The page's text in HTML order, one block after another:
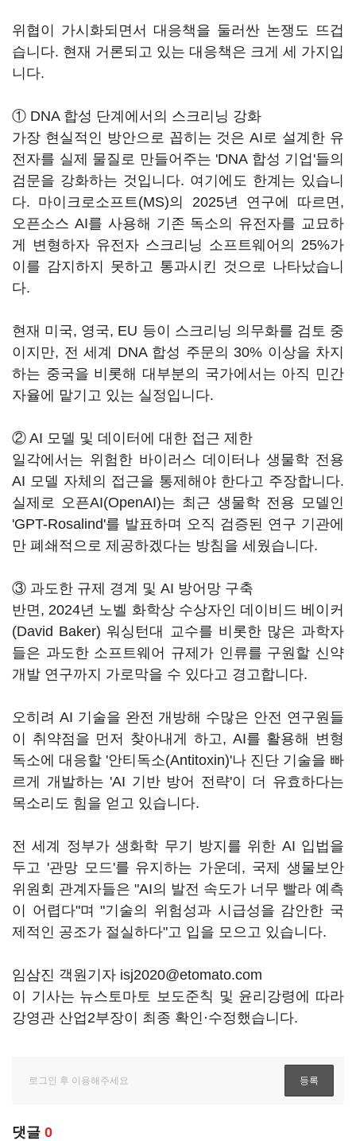
위협이 가시화되면서 대응책을 둘러싼 논쟁도 뜨겁
습니다. 현재 거론되고 있는 대응책은 크게 세 가지입
니다.
① DNA 합성 단계에서의 스크리닝 강화
가장 현실적인 방안으로 꼽히는 것은 AI로 설계한 유
전자를 실제 물질로 만들어주는 'DNA 합성 기업'들의
검문을 강화하는 것입니다. 여기에도 한계는 있습니
다. 마이크로소프트(MS)의 2025년 연구에 따르면,
오픈소스 AI를 사용해 기존 독소의 유전자를 교묘하
게 변형하자 유전자 스크리닝 소프트웨어의 25%가
이를 감지하지 못하고 통과시킨 것으로 나타났습니
다.
현재 미국, 영국, EU 등이 스크리닝 의무화를 검토 중
이지만, 전 세계 DNA 합성 주문의 30% 이상을 차지
하는 중국을 비롯해 대부분의 국가에서는 아직 민간
자율에 맡기고 있는 실정입니다.
② AI 모델 및 데이터에 대한 접근 제한
일각에서는 위험한 바이러스 데이터나 생물학 전용
AI 모델 자체의 접근을 통제해야 한다고 주장합니다.
실제로 오픈AI(OpenAI)는 최근 생물학 전용 모델인
'GPT-Rosalind'를 발표하며 오직 검증된 연구 기관에
만 폐쇄적으로 제공하겠다는 방침을 세웠습니다.
③ 과도한 규제 경계 및 AI 방어망 구축
반면, 2024년 노벨 화학상 수상자인 데이비드 베이커
(David Baker) 워싱턴대 교수를 비롯한 많은 과학자
들은 과도한 소프트웨어 규제가 인류를 구원할 신약
개발 연구까지 가로막을 수 있다고 경고합니다.
오히려 AI 기술을 완전 개방해 수많은 안전 연구원들
이 취약점을 먼저 찾아내게 하고, AI를 활용해 변형
독소에 대응할 '안티독소(Antitoxin)'나 진단 기술을 빠
르게 개발하는 'AI 기반 방어 전략'이 더 유효하다는
목소리도 힘을 얻고 있습니다.
전 세계 정부가 생화학 무기 방지를 위한 AI 입법을
두고 '관망 모드'를 유지하는 가운데, 국제 생물보안
위원회 관계자들은 "AI의 발전 속도가 너무 빨라 예측
이 어렵다"며 "기술의 위험성과 시급성을 감안한 국
제적인 공조가 절실하다"고 입을 모으고 있습니다.
임삼진 객원기자 isj2020@etomato.com
이 기사는 뉴스토마토 보도준칙 및 윤리강령에 따라
강영관 산업2부장이 최종 확인·수정했습니다.
댓글 0